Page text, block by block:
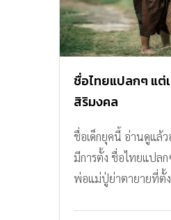
ชื่อไทยแปลกๆ แต่
สิริมงคล
ชื่อเด็กยุคนี้ อ่านดูแล้
มีการตั้ง ชื่อไทยแปล
พ่อแม่ปู่ย่าตายายที่ตั้